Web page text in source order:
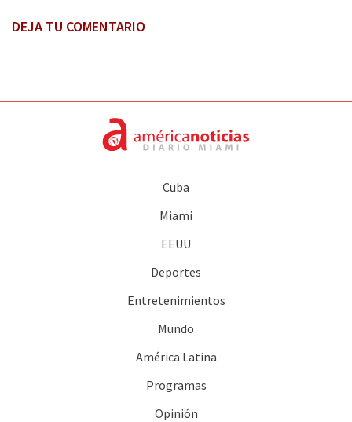
DEJA TU COMENTARIO
Cuba
Miami
EEUU
Deportes
Entretenimientos
Mundo
América Latina
Programas
Opinión